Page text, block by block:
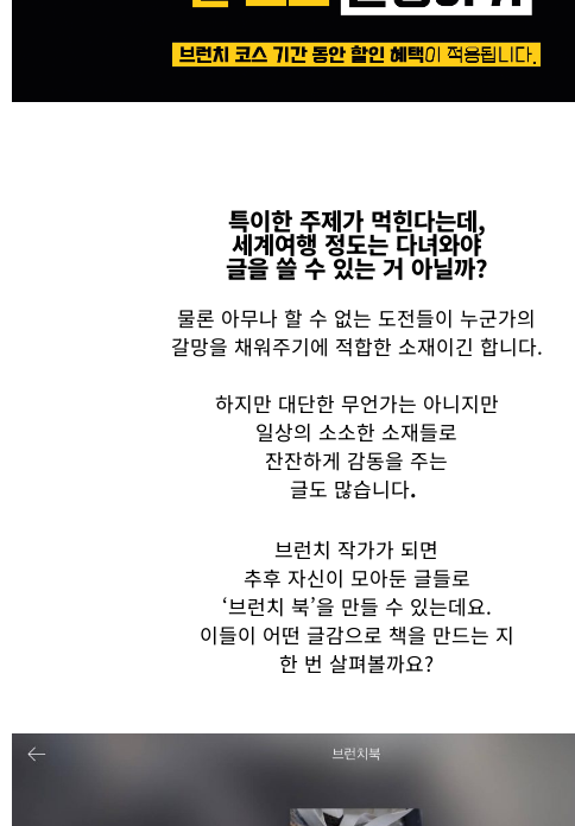
특이한 주제가 먹힌다는데,
세계여행 정도는 다녀와야
글을 쓸 수 있는 거 아닐까?
물론 아무나 할 수 없는 도전들이 누군가의
갈망을 채워주기에 적합한 소재이긴 합니다.
하지만 대단한 무언가는 아니지만
일상의 소소한 소재들로
잔잔하게 감동을 주는
글도 많습니다.
브런치 작가가 되면
추후 자신이 모아둔 글들로
‘브런치 북’을 만들 수 있는데요.
이들이 어떤 글감으로 책을 만드는 지
한 번 살펴볼까요?